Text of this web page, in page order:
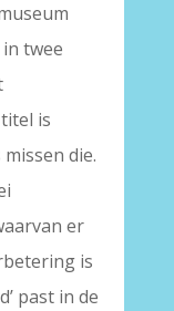
twee
is
die.
er
is
past in de